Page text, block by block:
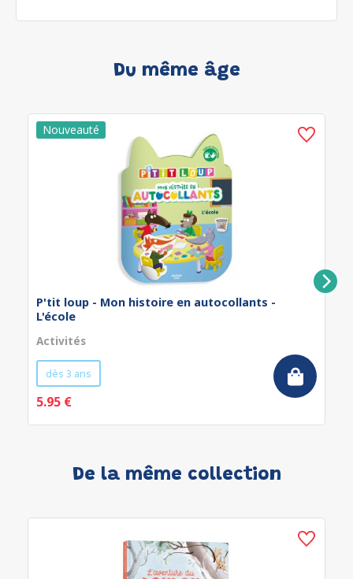
Du même âge
P'tit loup - Mon histoire en autocollants -
L'école
Activités
dès 3 ans
5.95 €
De la même collection